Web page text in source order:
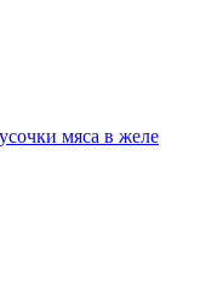
мяса в желе